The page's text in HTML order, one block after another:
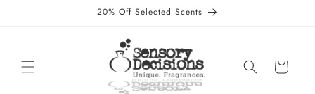
20% Off Selected Scents
Cart